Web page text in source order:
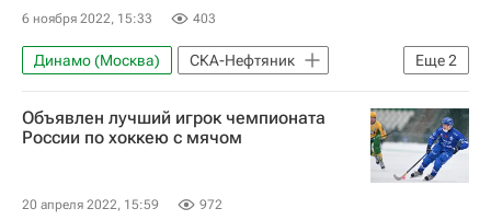
6 ноября 2022, 15:33 403
Еще2
Динамо (Москва)
СКА-Нефтяник
Байкал-Энергия
Хоккей с мячом
Объявлен лучший игрок чемпионата
России по хоккею с мячом
20 апреля 2022, 15:59 972